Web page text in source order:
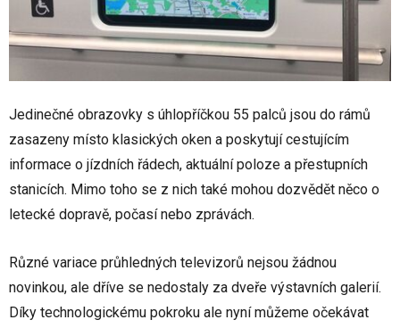
Jedinečné obrazovky s úhlopříčkou 55 palců jsou do rámů
zasazeny místo klasických oken a poskytují cestujícím
informace o jízdních řádech, aktuální poloze a přestupních
stanicích. Mimo toho se z nich také mohou dozvědět něco o
letecké dopravě, počasí nebo zprávách.
Různé variace průhledných televizorů nejsou žádnou
novinkou, ale dříve se nedostaly za dveře výstavních galerií.
Díky technologickému pokroku ale nyní můžeme očekávat